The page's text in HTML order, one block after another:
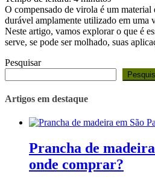
O compensado de virola é um material
durável amplamente utilizado em uma
Neste artigo, vamos explorar o que é
serve, se pode ser molhado, suas
Pesquisar
Artigos em destaque
Prancha de
onde comprar?